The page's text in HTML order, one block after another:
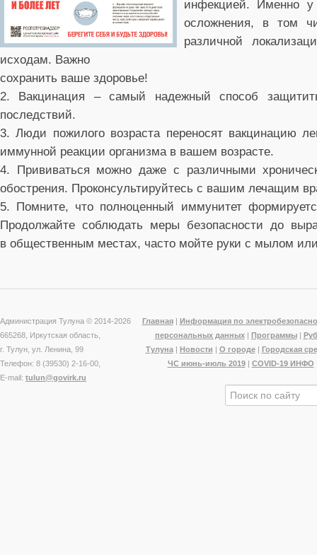
инфекцией. Именно
осложнения, в том
различной
исходам. Важно
сохранить ваше здоровье!
2. Вакцинация – самый надежный способ
последствий.
3. Люди пожилого возраста переносят вакцинацию
иммунной реакции организма в вашем возрасте.
4. Прививаться можно даже с различными
обострения. Проконсультируйтесь с вашим лечащим
5. Помните, что полноценный иммунитет
Продолжайте соблюдать меры безопасности до
в общественным местах, часто мойте руки с мылом
Администрация Тулуна © 2014-2026
665268, Иркутская область,
г. Тулун, ул. Ленина, 99
Телефон: 8 (39530) 2-16-00,
E-mail: tulun@govirk.ru
Главная| Информация по
персональных данных| Программы|
Тулуна| Новости | О городе| Городская
ЧС июнь-июль 2019| COVID-19 ИНФО